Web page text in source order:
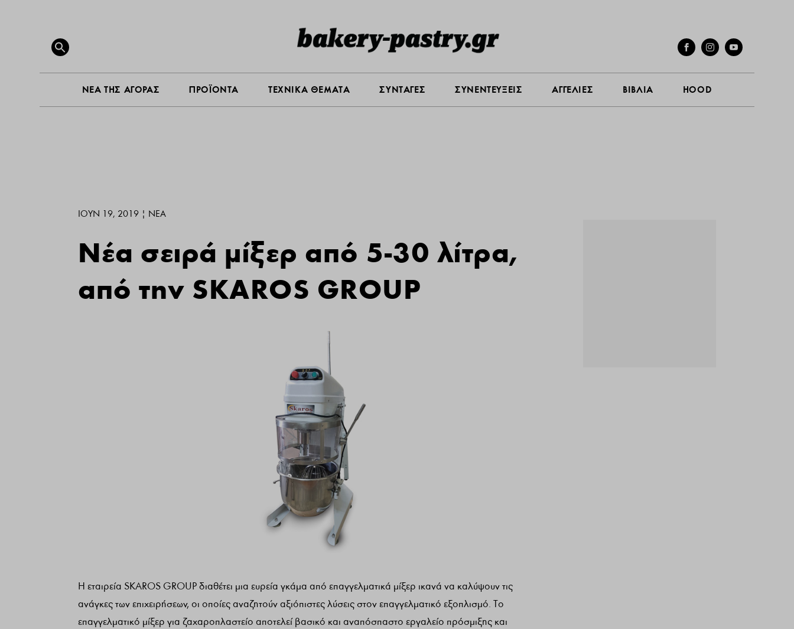
Search
for:
SEARCH BUTTON
ΝΕΑ ΤΗΣ ΑΓΟΡΑΣ ΠΡΟΪΟΝΤΑ ΤΕΧΝΙΚΑ ΘΕΜΑΤΑ ΣΥΝΤΑΓΕΣ ΣΥΝΕΝΤΕΥΞΕΙΣ ΑΓΓΕΛΙΕΣ ΒΙΒΛΙΑ HOOD
HOOD
ΙΟΎΝ 19, 2019 | ΝΕΑ
Νέα σειρά μίξερ από 5-30 λίτρα,
από την SKAROS GROUP
Η εταιρεία SKAROS GROUP διαθέτει μια ευρεία γκάμα από επαγγελματικά μίξερ ικανά να καλύψουν τις
ανάγκες των επιχειρήσεων, οι οποίες αναζητούν αξιόπιστες λύσεις στον επαγγελματικό εξοπλισμό. Το
επαγγελματικό μίξερ για ζαχαροπλαστείο αποτελεί βασικό και αναπόσπαστο εργαλείο πρόσμιξης και